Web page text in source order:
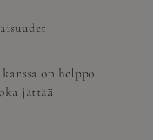
on helppo
jättää